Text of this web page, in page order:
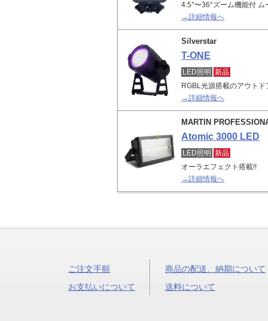
4.5°〜36°ズーム機能付
→詳細情報へ
Silverstar
T-ONE
LED照明 新品
RGBL光源搭載のアウト
→詳細情報へ
MARTIN
Atomic 3000 LED
LED照明 新品
オーラエフェクト搭載!!
→詳細情報へ
ご注文手順
お支払いについて
商品の配送、納期について
送料について